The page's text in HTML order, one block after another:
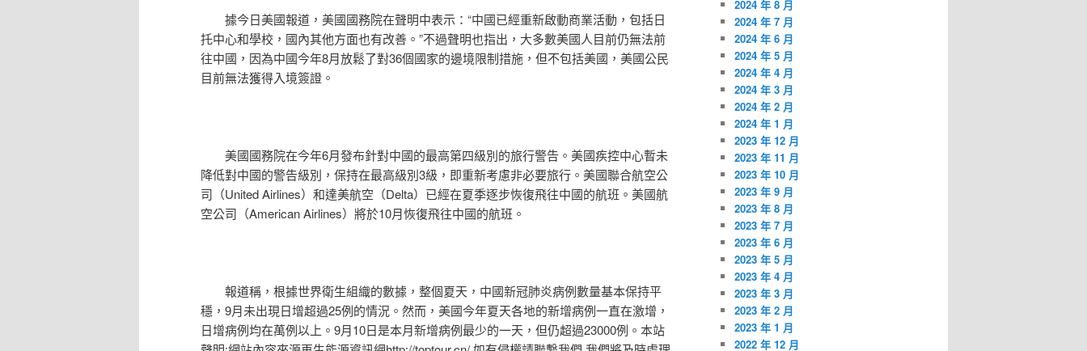
據今日美國報道，美國國務院在聲明中表示：“中國已經重新啟動商業活動，包括日
托中心和學校，國內其他方面也有改善。”不過聲明也指出，大多數美國人目前仍無法前
往中國，因為中國今年8月放鬆了對36個國家的邊境限制措施，但不包括美國，美國公民
目前無法獲得入境簽證。
美國國務院在今年6月發布針對中國的最高第四級別的旅行警告。美國疾控中心暫未
降低對中國的警告級別，保持在最高級別3級，即重新考慮非必要旅行。美國聯合航空公
司（United Airlines）和達美航空（Delta）已經在夏季逐步恢復飛往中國的航班。美國航
空公司（American Airlines）將於10月恢復飛往中國的航班。
報道稱，根據世界衛生組織的數據，整個夏天，中國新冠肺炎病例數量基本保持平
穩，9月未出現日增超過25例的情況。然而，美國今年夏天各地的新增病例一直在激增，
日增病例均在萬例以上。9月10日是本月新增病例最少的一天，但仍超過23000例。本站
2024 年 8 月
2024 年 7 月
2024 年 6 月
2024 年 5 月
2024 年 4 月
2024 年 3 月
2024 年 2 月
2024 年 1 月
2023 年 12 月
2023 年 11 月
2023 年 10 月
2023 年 9 月
2023 年 8 月
2023 年 7 月
2023 年 6 月
2023 年 5 月
2023 年 4 月
2023 年 3 月
2023 年 2 月
2023 年 1 月
2022 年 12 月